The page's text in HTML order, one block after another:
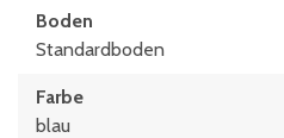
Boden
Standardboden
Farbe
blau